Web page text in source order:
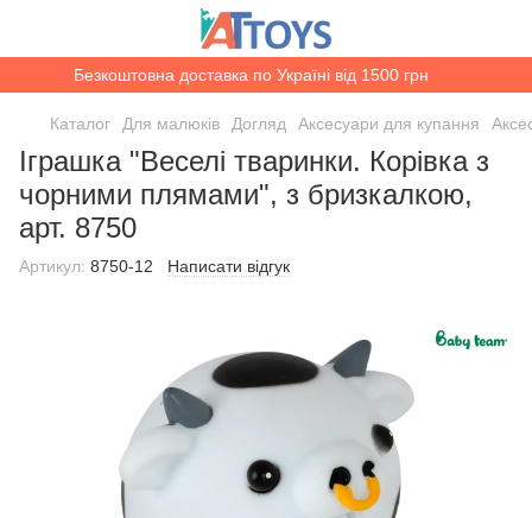
Безкоштовна доставка по Україні від 1500 грн
Каталог Для малюків Догляд Аксесуари для купання
Іграшка "Веселі тваринки. Корівка з
чорними плямами", з бризкалкою,
арт. 8750
Артикул: 8750-12 Написати відгук